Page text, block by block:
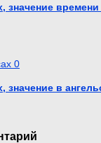
значение
0
значение в